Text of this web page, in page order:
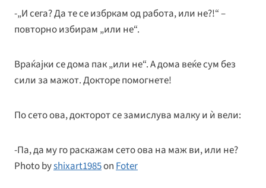
-„И сега? Да те се избркам од работа, или не?!“ –
повторно избирам „или не“.
Враќајки cе дома пак „или не“. А дома веќе сум без
сили за мажот. Докторе помогнете!
По сето ова, докторот се замислува малку и ѝ вели:
-Па, да му го раскажам сето ова на маж ви, или не?
Photo byshixart1985on Foter